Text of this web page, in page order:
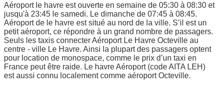
Aéroport le havre est ouverte en semaine de 05:30 à 08:30 et
jusqu'à 23:45 le samedi. Le dimanche de 07:45 à 08:45.
Aéroport de le havre est situé au nord de la ville. S’il est un
petit aéroport, ce répondre à un grand nombre de passagers.
Seuls les taxis connecter Aéroport Le Havre Octeville au
centre - ville Le Havre. Ainsi la plupart des passagers optent
pour location de monospace, comme le prix d’un taxi en
France peut être raide. Le havre Aéroport (code AITA LEH)
est aussi connu localement comme aéroport Octeville.